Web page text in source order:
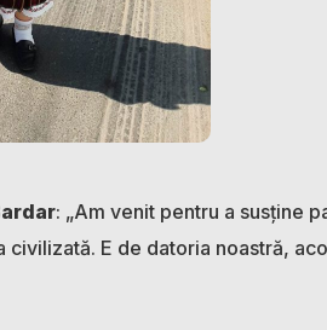
: „Am venit pentru a susține
civilizată. E de datoria noastră,